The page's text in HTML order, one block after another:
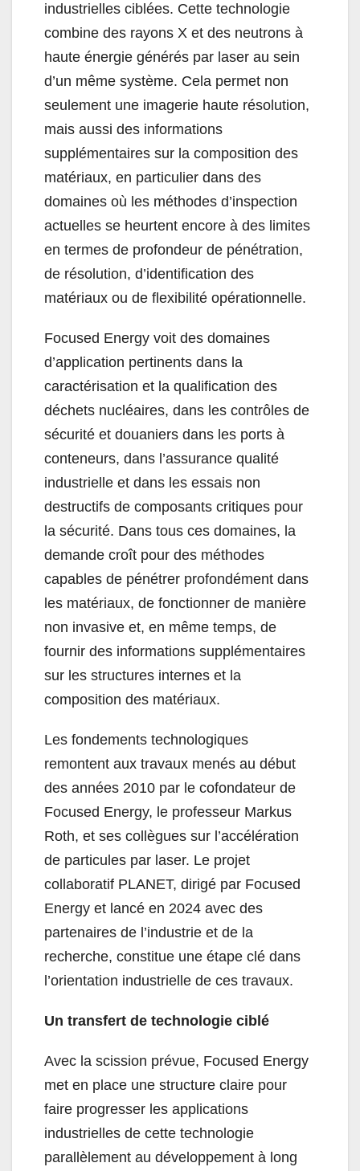
industrielles ciblées. Cette technologie
combine des rayons X et des neutrons à
haute énergie générés par laser au sein
d’un même système. Cela permet non
seulement une imagerie haute résolution,
mais aussi des informations
supplémentaires sur la composition des
matériaux, en particulier dans des
domaines où les méthodes d’inspection
actuelles se heurtent encore à des limites
en termes de profondeur de pénétration,
de résolution, d’identification des
matériaux ou de flexibilité opérationnelle.
Focused Energy voit des domaines
d’application pertinents dans la
caractérisation et la qualification des
déchets nucléaires, dans les contrôles de
sécurité et douaniers dans les ports à
conteneurs, dans l’assurance qualité
industrielle et dans les essais non
destructifs de composants critiques pour
la sécurité. Dans tous ces domaines, la
demande croît pour des méthodes
capables de pénétrer profondément dans
les matériaux, de fonctionner de manière
non invasive et, en même temps, de
fournir des informations supplémentaires
sur les structures internes et la
composition des matériaux.
Les fondements technologiques
remontent aux travaux menés au début
des années 2010 par le cofondateur de
Focused Energy, le professeur Markus
Roth, et ses collègues sur l’accélération
de particules par laser. Le projet
collaboratif PLANET, dirigé par Focused
Energy et lancé en 2024 avec des
partenaires de l’industrie et de la
recherche, constitue une étape clé dans
l’orientation industrielle de ces travaux.
Un transfert de technologie ciblé
Avec la scission prévue, Focused Energy
met en place une structure claire pour
faire progresser les applications
industrielles de cette technologie
parallèlement au développement à long